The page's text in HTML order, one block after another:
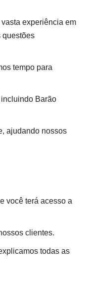
experiência em
questões
tempo para
Barão
ajudando nossos
você terá acesso a
clientes.
todas as